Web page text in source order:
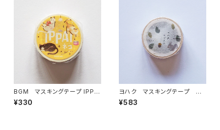
BGM マスキングテープ IPPA
I・猫がいっぱい
¥330
ヨハク マスキングテープ エ
ゾリス Y-190
¥583